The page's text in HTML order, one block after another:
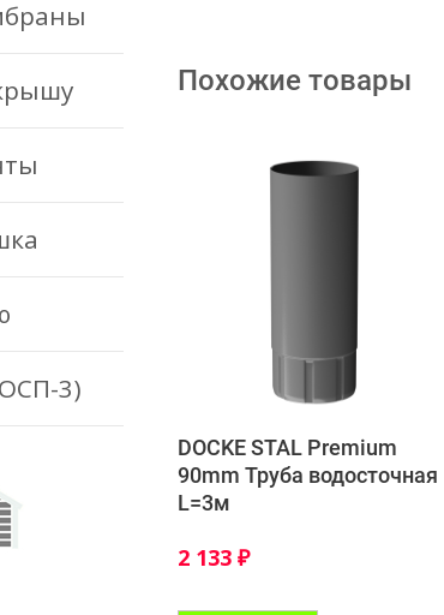
Похожие товары
DOCKE STAL Premium
90mm Труба водосточная
L=3м
2 133 ₽
3)